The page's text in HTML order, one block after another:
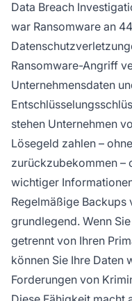
Data Breach
war Ransomware an
Ransomware-Angriff
Unternehmensdaten
stehen Unternehmen
Lösegeld zahlen –
zurückzubekommen –
wichtiger
Regelmäßige Backups
grundlegend. Wenn
getrennt von Ihren
können Sie Ihre Daten
Forderungen von